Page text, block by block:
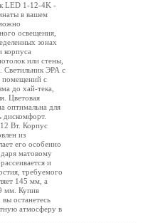
LED 1-12-4K -
в вашем
освещения,
зонах
корпуса
или стены,
Светильник ЭРА с
помещений с
до хай-тека,
Цветовая
оптимальна для
дискомфорт.
Вт. Корпус
из
его особенно
матовому
и
требуемого
145 мм, а
мм. Купив
останетесь
атмосферу в